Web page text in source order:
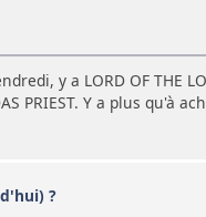
y a LORD OF THE
PRIEST. Y a plus qu'à
?